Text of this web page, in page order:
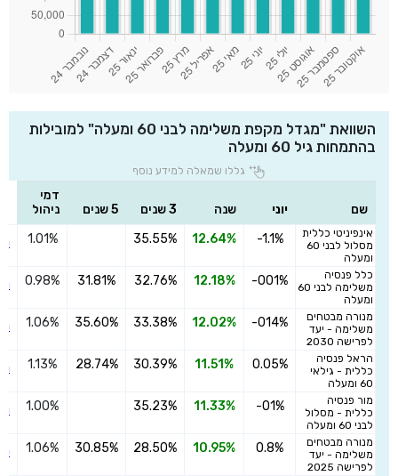
השוואת "מגדל מקפת משלימה לבני 60 ומעלה" למובילות
בהתמחות גיל 60 ומעלה
גללו שמאלה למידע נוסף
שם יוני שנה 3 שנים 5 שנים
דמי
ניהול
אינפיניטי כללית
מסלול לבני 60
ומעלה
-1.1%
12.64%
35.55%
1.01%
כלל פנסיה
משלימה לבני 60
ומעלה
-001%
12.18%
32.76%
31.81%
0.98%
מנורה מבטחים
משלימה - יעד
לפרישה 2030
-014%
12.02%
33.38%
35.60%
1.06%
הראל פנסיה
כללית - גילאי
60 ומעלה
0.05%
11.51%
30.39%
28.74%
1.13%
מור פנסיה
כללית - מסלול
לבני 60 ומעלה
-01%
11.33%
35.23%
1.00%
מנורה מבטחים
משלימה - יעד
לפרישה 2025
0.8%
10.95%
28.50%
30.85%
1.06%